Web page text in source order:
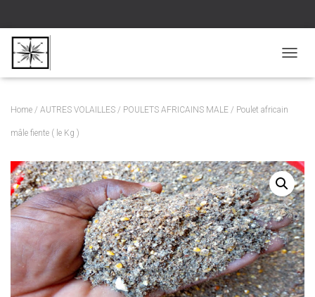
É
A
N
A
V
I
G
A
T
I
O
Home / AUTRES VOLAILLES / POULETS AFRICAINS MALE / Poulet africain
mâle fiente ( le Kg )